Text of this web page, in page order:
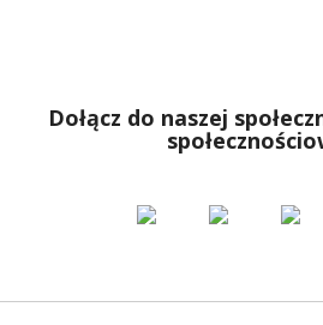
Dołącz do naszej